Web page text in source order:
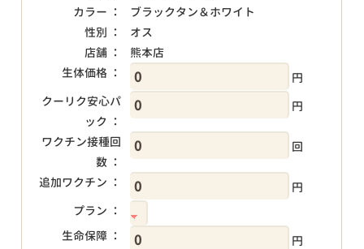
カラー ：
ブラックタン＆ホワイト
性別 ：
オス
店舗 ：
熊本店
生体価格 ：
円
クーリク安心パ
ック ：
円
ワクチン接種回
数 ：
回
追加ワクチン ：
円
プラン ：
生命保障 ：
円